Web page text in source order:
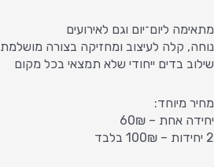
מתאימה ליום־יום וגם לאירועים
נוחה, קלה לעיצוב ומחזיקה בצורה מושלמת
שילוב בדים ייחודי שלא תמצאי בכל מקום
מחיר מיוחד:
יחידה אחת – 60₪
2 יחידות – 100₪ בלבד